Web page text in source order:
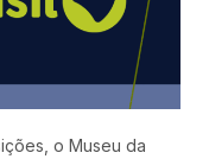
o Museu da